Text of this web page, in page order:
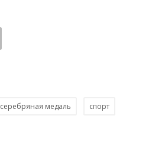
серебряная медаль спорт